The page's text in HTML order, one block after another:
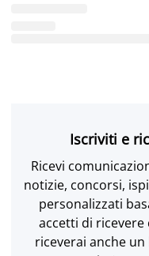
Iscriviti e
Ricevi
notizie, concorsi,
personalizzati
accetti di
riceverai anche